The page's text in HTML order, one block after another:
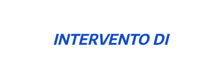
INTERVENTO DI